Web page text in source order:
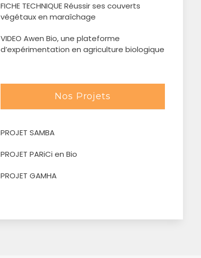
FICHE TECHNIQUE Réussir ses couverts
végétaux en maraîchage
VIDEO Awen Bio, une plateforme
d’expérimentation en agriculture biologique
Nos Projets
PROJET SAMBA
PROJET PARiCi en Bio
PROJET GAMHA